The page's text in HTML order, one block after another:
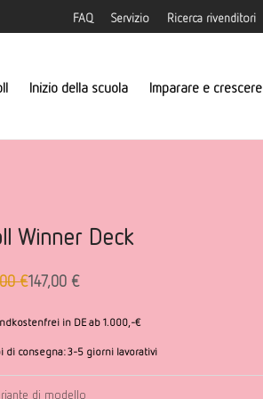
FAQ Servizio Ricerca rivenditori
Inizio della scuola Imparare e crescere
Winner Deck
€147,00 €
in DE ab 1.000,-€
di consegna:3-5 giorni lavorativi